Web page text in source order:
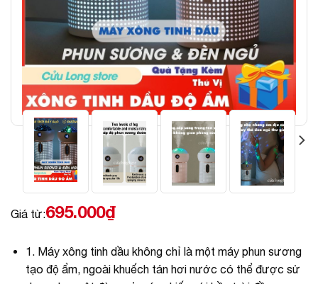
Giá từ:695.000₫
1. Máy xông tinh dầu không chỉ là một máy phun sương
tạo độ ẩm, ngoài khuếch tán hơi nước có thể được sử